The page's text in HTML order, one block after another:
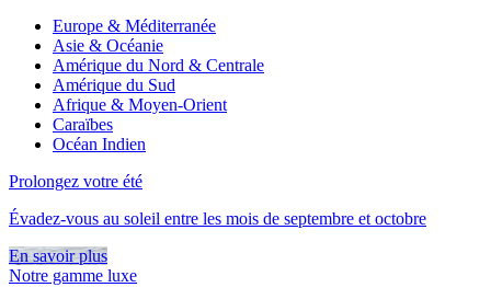
Europe & Méditerranée
Asie & Océanie
Amérique du Nord & Centrale
Amérique du Sud
Afrique & Moyen-Orient
Caraïbes
Océan Indien
Prolongez votre été
Évadez-vous au soleil entre les mois de septembre et octobre
En savoir plus
Notre gamme luxe